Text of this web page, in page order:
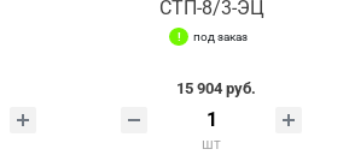
СТП-8/3-ЭЦ
под заказ
15 904 руб.
шт